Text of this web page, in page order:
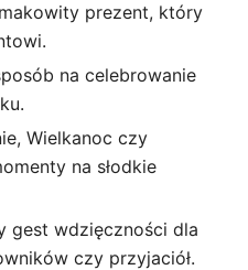
prezent, który
na celebrowanie
Wielkanoc czy
na słodkie
gest wdzięczności dla
czy przyjaciół.